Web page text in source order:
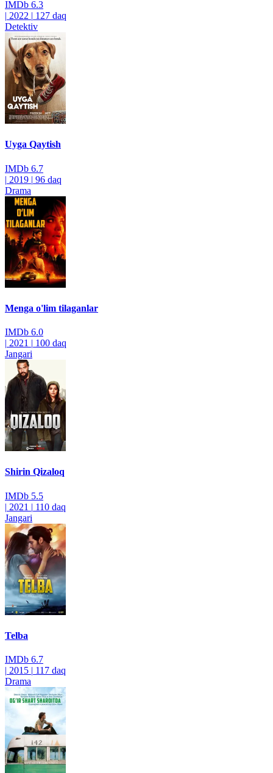
IMDb 6.3
| 2022 | 127 daq
Detektiv
Uyga Qaytish
IMDb 6.7
| 2019 | 96 daq
Drama
Menga o'lim tilaganlar
IMDb 6.0
| 2021 | 100 daq
Jangari
Shirin Qizaloq
IMDb 5.5
| 2021 | 110 daq
Jangari
Telba
IMDb 6.7
| 2015 | 117 daq
Drama